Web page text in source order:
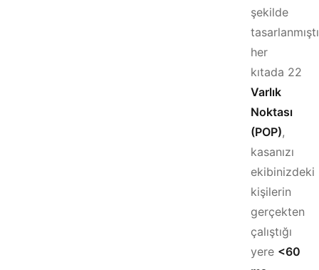
şekilde
her
kıtada 22
Varlık
Noktası
(POP),
kasanızı
ekibinizdeki
kişilerin
gerçekten
çalıştığı
yere <60